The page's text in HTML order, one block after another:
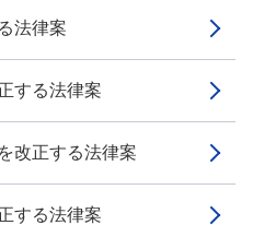
法律案
する法律案
改正する法律案
する法律案